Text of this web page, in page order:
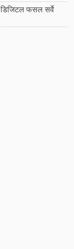
फसल सर्वे